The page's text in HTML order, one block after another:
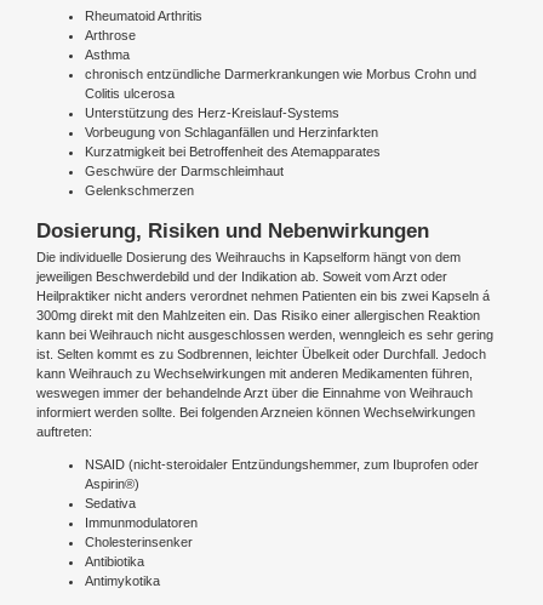
Rheumatoid Arthritis
Arthrose
Asthma
chronisch entzündliche Darmerkrankungen wie Morbus Crohn und
Colitis ulcerosa
Unterstützung des Herz-Kreislauf-Systems
Vorbeugung von Schlaganfällen und Herzinfarkten
Kurzatmigkeit bei Betroffenheit des Atemapparates
Geschwüre der Darmschleimhaut
Gelenkschmerzen
Dosierung, Risiken und Nebenwirkungen
Die individuelle Dosierung des Weihrauchs in Kapselform hängt von dem
jeweiligen Beschwerdebild und der Indikation ab. Soweit vom Arzt oder
Heilpraktiker nicht anders verordnet nehmen Patienten ein bis zwei Kapseln á
300mg direkt mit den Mahlzeiten ein. Das Risiko einer allergischen Reaktion
kann bei Weihrauch nicht ausgeschlossen werden, wenngleich es sehr gering
ist. Selten kommt es zu Sodbrennen, leichter Übelkeit oder Durchfall. Jedoch
kann Weihrauch zu Wechselwirkungen mit anderen Medikamenten führen,
weswegen immer der behandelnde Arzt über die Einnahme von Weihrauch
informiert werden sollte. Bei folgenden Arzneien können Wechselwirkungen
auftreten:
NSAID (nicht-steroidaler Entzündungshemmer, zum Ibuprofen oder
Aspirin®)
Sedativa
Immunmodulatoren
Cholesterinsenker
Antibiotika
Antimykotika